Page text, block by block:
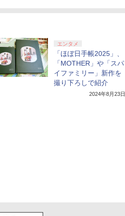
エンタメ
「ほぼ日手帳2025」、
「MOTHER」や「スパ
イファミリー」新作を
撮り下ろしで紹介
2024年8月23日